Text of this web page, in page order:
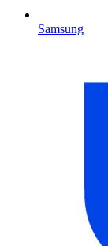
Samsung